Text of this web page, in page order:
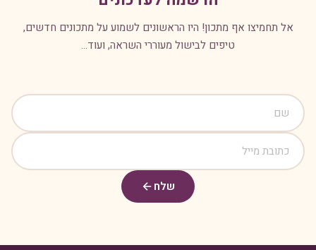
אל תחמיצו אף מתכון! היו הראשונים לשמוע על מתכונים חדשים,
טיפים לבישול מעוררי השראה, ועוד...
שלח